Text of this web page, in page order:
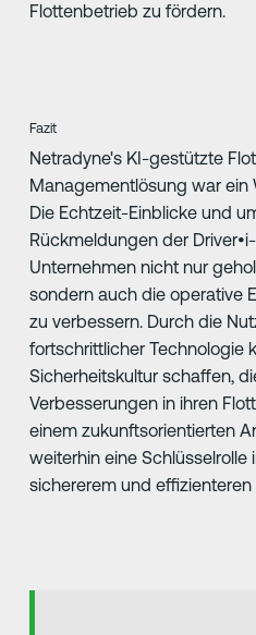
Flottenbetrieb zu fördern.
Fazit
Netradyne's KI-gestützte
Managementlösung war ein
Die Echtzeit-Einblicke und
Rückmeldungen der
Unternehmen nicht nur
sondern auch die operative
zu verbessern. Durch die
fortschrittlicher Technologie
Sicherheitskultur schaffen,
Verbesserungen in ihren
einem zukunftsorientierten
weiterhin eine Schlüsselrolle
sichererem und